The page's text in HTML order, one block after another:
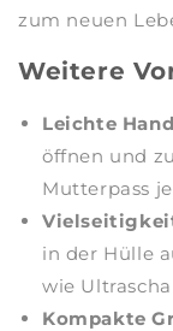
zum neuen
Weitere
Leichte
öffnen und
Mutterpass
in der Hülle
wie
Kompakte